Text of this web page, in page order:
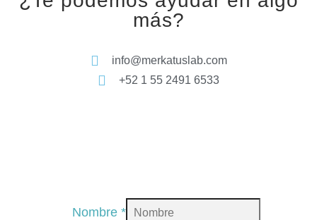
más?
info@merkatuslab.com
+52 1 55 2491 6533
Nombre *